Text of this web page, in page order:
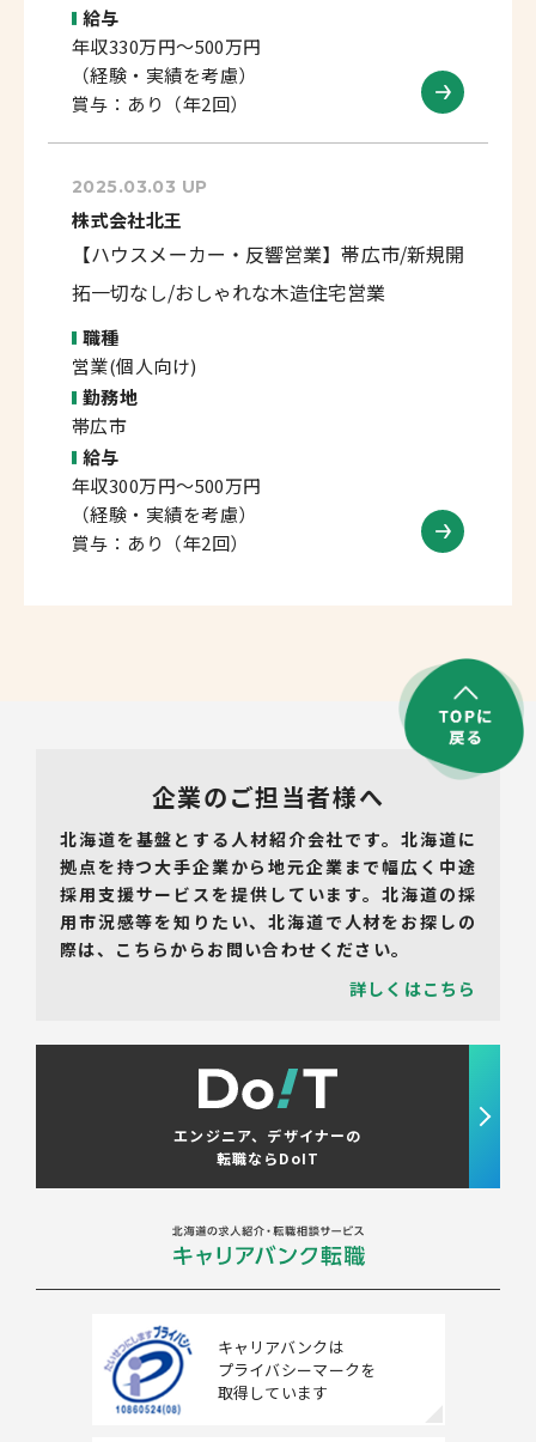
給与
年収330万円～500万円
（経験・実績を考慮）
賞与：あり（年2回）
2025.03.03 UP
株式会社北王
【ハウスメーカー・反響営業】帯広市/新規開
拓一切なし/おしゃれな木造住宅営業
職種
営業(個人向け)
勤務地
帯広市
給与
年収300万円～500万円
（経験・実績を考慮）
賞与：あり（年2回）
企業のご担当者様へ
北海道を基盤とする人材紹介会社です。北海道に
拠点を持つ大手企業から地元企業まで幅広く中途
採用支援サービスを提供しています。北海道の採
用市況感等を知りたい、北海道で人材をお探しの
際は、こちらからお問い合わせください。
詳しくはこちら
エンジニア、デザイナーの
転職ならDoIT
キャリアバンクは
プライバシーマークを
取得しています